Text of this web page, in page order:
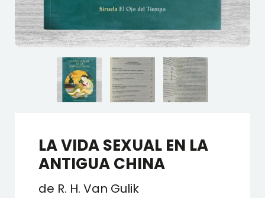
LA VIDA SEXUAL EN LA
ANTIGUA CHINA
de R. H. Van Gulik